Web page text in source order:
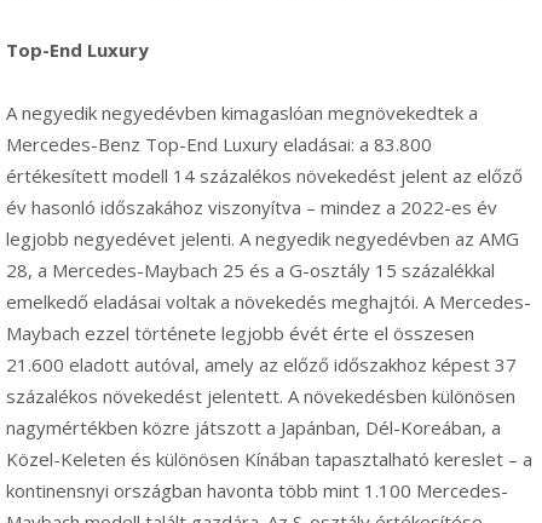
Top-End Luxury
A negyedik negyedévben kimagaslóan megnövekedtek a
Mercedes-Benz Top-End Luxury eladásai: a 83.800
értékesített modell 14 százalékos növekedést jelent az előző
év hasonló időszakához viszonyítva – mindez a 2022-es év
legjobb negyedévet jelenti. A negyedik negyedévben az AMG
28, a Mercedes-Maybach 25 és a G-osztály 15 százalékkal
emelkedő eladásai voltak a növekedés meghajtói. A Mercedes-
Maybach ezzel története legjobb évét érte el összesen
21.600 eladott autóval, amely az előző időszakhoz képest 37
százalékos növekedést jelentett. A növekedésben különösen
nagymértékben közre játszott a Japánban, Dél-Koreában, a
Közel-Keleten és különösen Kínában tapasztalható kereslet – a
kontinensnyi országban havonta több mint 1.100 Mercedes-